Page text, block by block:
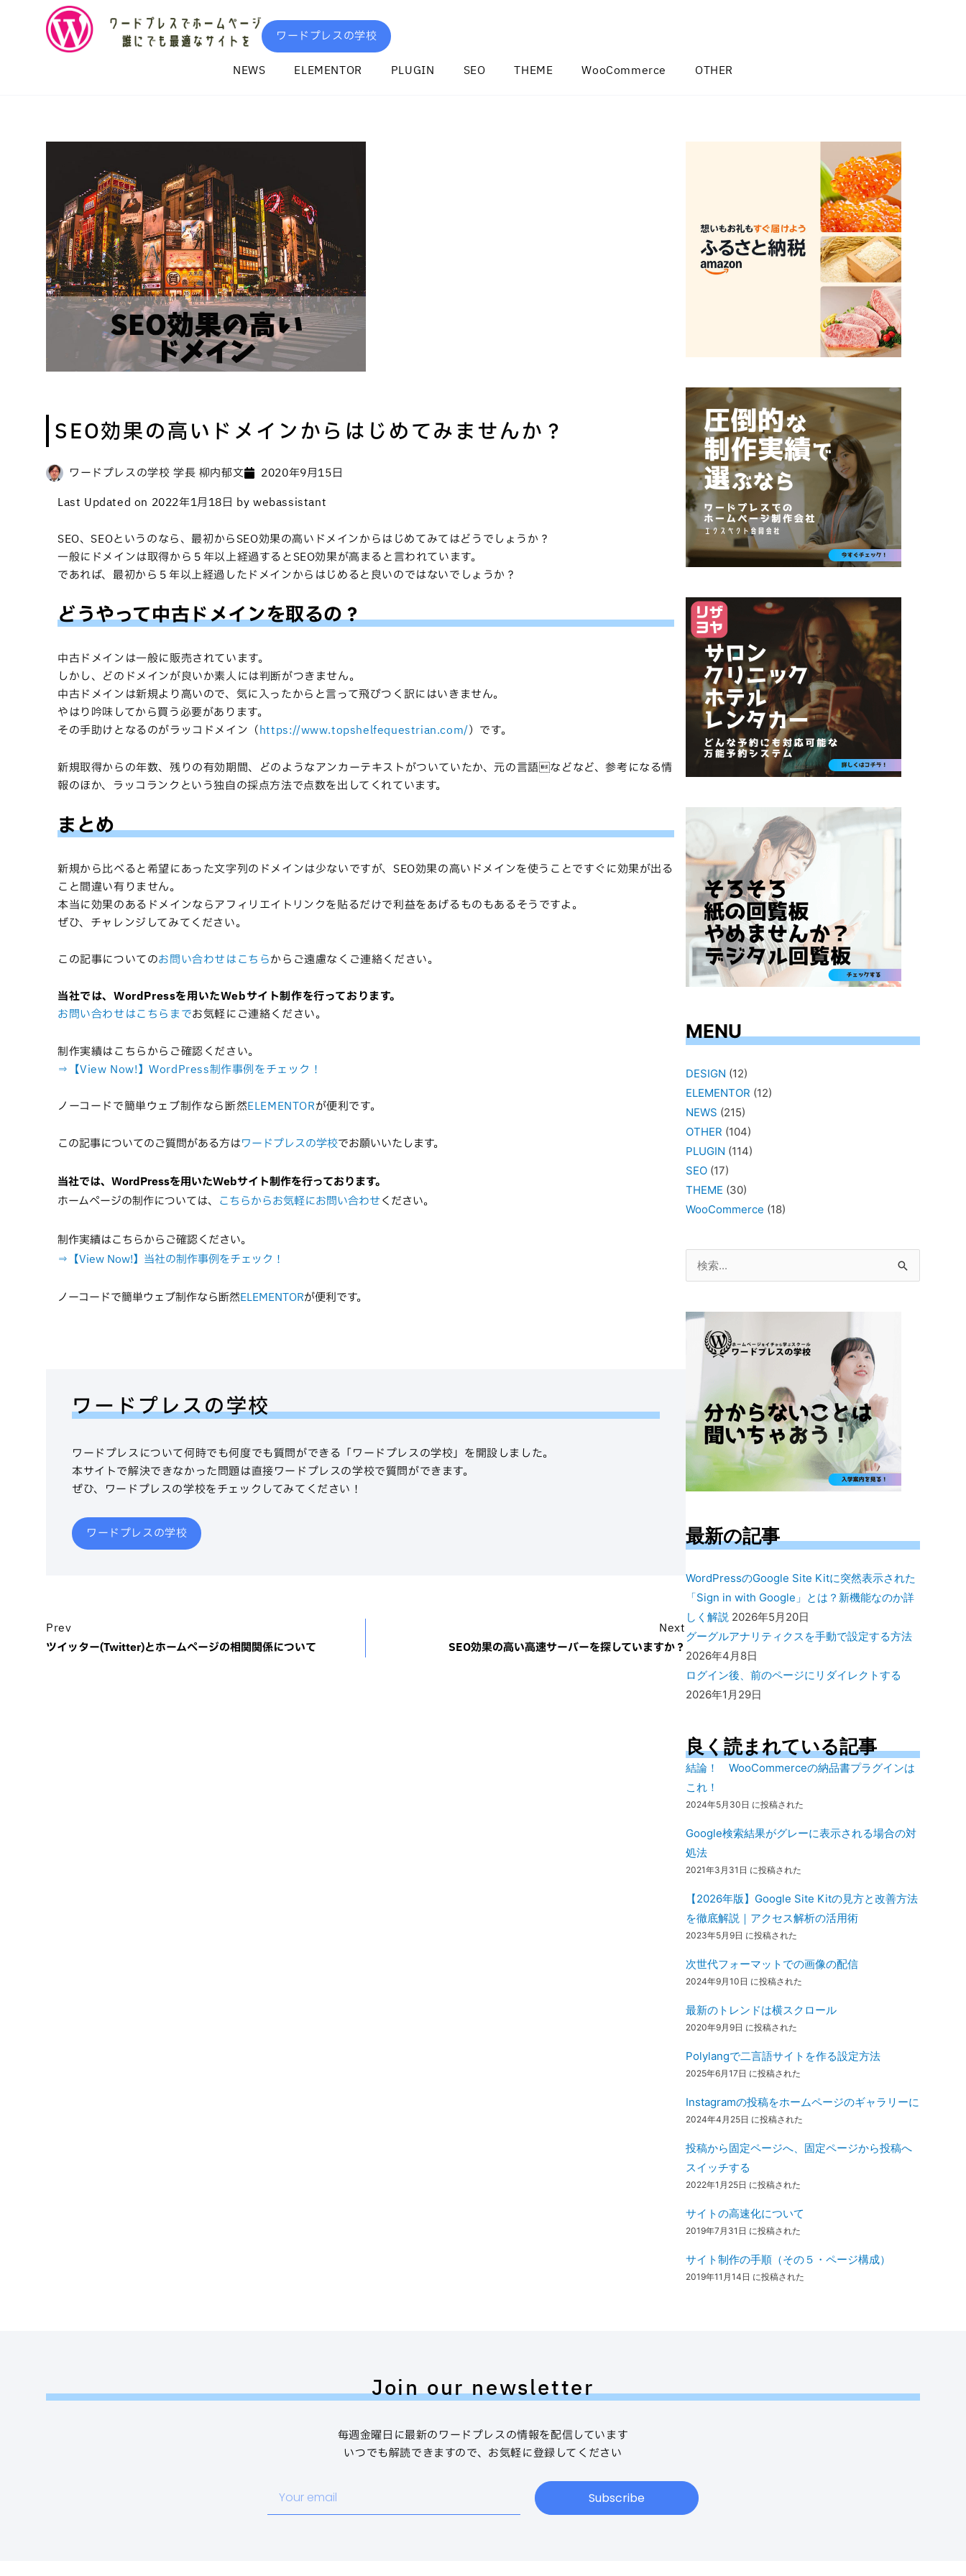
ワードプレスの学校
NEWS ELEMENTOR PLUGIN SEO THEME WooCommerce OTHER
SEO効果の高いドメインからはじめてみませんか？
ワードプレスの学校 学長 柳内郁文
2020年9月15日
Last Updated on 2022年1月18日 by webassistant
SEO、SEOというのなら、最初からSEO効果の高いドメインからはじめてみてはどうでしょうか？
一般にドメインは取得から５年以上経過するとSEO効果が高まると言われています。
であれば、最初から５年以上経過したドメインからはじめると良いのではないでしょうか？
どうやって中古ドメインを取るの？
中古ドメインは一般に販売されています。
しかし、どのドメインが良いか素人には判断がつきません。
中古ドメインは新規より高いので、気に入ったからと言って飛びつく訳にはいきません。
やはり吟味してから買う必要があります。
その手助けとなるのがラッコドメイン（https://www.topshelfequestrian.com/）です。
新規取得からの年数、残りの有効期間、どのようなアンカーテキストがついていたか、元の言語などなど、参考になる情
報のほか、ラッコランクという独自の採点方法で点数を出してくれています。
まとめ
新規から比べると希望にあった文字列のドメインは少ないですが、SEO効果の高いドメインを使うことですぐに効果が出る
こと間違い有りません。
本当に効果のあるドメインならアフィリエイトリンクを貼るだけで利益をあげるものもあるそうですよ。
ぜひ、チャレンジしてみてください。
この記事についてのお問い合わせはこちらからご遠慮なくご連絡ください。
当社では、WordPressを用いたWebサイト制作を行っております。
お問い合わせはこちらまでお気軽にご連絡ください。
制作実績はこちらからご確認ください。
⇒【View Now!】WordPress制作事例をチェック！
ノーコードで簡単ウェブ制作なら断然ELEMENTORが便利です。
この記事についてのご質問がある方はワードプレスの学校でお願いいたします。
当社では、WordPressを用いたWebサイト制作を行っております。
ホームページの制作については、 こちらからお気軽にお問い合わせください。
制作実績はこちらからご確認ください。
⇒【View Now!】当社の制作事例をチェック！
ノーコードで簡単ウェブ制作なら断然ELEMENTORが便利です。
ワードプレスの学校
ワードプレスについて何時でも何度でも質問ができる「ワードプレスの学校」を開設しました。
本サイトで解決できなかった問題は直接ワードプレスの学校で質問ができます。
ぜひ、ワードプレスの学校をチェックしてみてください！
ワードプレスの学校
Prev
ツイッター(Twitter)とホームページの相関関係について
Next
SEO効果の高い高速サーバーを探していますか？
MENU
DESIGN (12)
ELEMENTOR (12)
NEWS (215)
OTHER (104)
PLUGIN (114)
SEO(17)
THEME (30)
WooCommerce (18)
象:
最新の記事
WordPressのGoogle Site Kitに突然表示された
「Sign in with Google」とは？新機能なのか詳
しく解説 2026年5月20日
グーグルアナリティクスを手動で設定する方法
2026年4月8日
ログイン後、前のページにリダイレクトする
2026年1月29日
良く読まれている記事
結論！ WooCommerceの納品書プラグインは
これ！
2024年5月30日 に投稿された
Google検索結果がグレーに表示される場合の対
処法
2021年3月31日 に投稿された
【2026年版】Google Site Kitの見方と改善方法
を徹底解説｜アクセス解析の活用術
2023年5月9日 に投稿された
次世代フォーマットでの画像の配信
2024年9月10日 に投稿された
最新のトレンドは横スクロール
2020年9月9日 に投稿された
Polylangで二言語サイトを作る設定方法
2025年6月17日 に投稿された
Instagramの投稿をホームページのギャラリーに
2024年4月25日 に投稿された
投稿から固定ページへ、固定ページから投稿へ
スイッチする
2022年1月25日 に投稿された
サイトの高速化について
2019年7月31日 に投稿された
サイト制作の手順（その５・ページ構成）
2019年11月14日 に投稿された
Join our newsletter
毎週金曜日に最新のワードプレスの情報を配信しています
いつでも解読できますので、お気軽に登録してください
email
Subscribe